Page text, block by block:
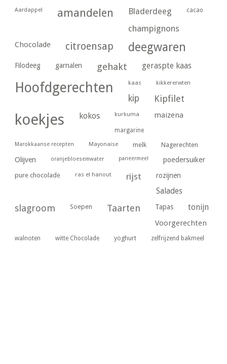
Aardappel amandelen Bladerdeeg cacao
champignons
Chocolade citroensap deegwaren
Filodeeg garnalen gehakt geraspte kaas
Hoofdgerechten kaas kikkererwten
kip Kipfilet
koekjes kokos kurkuma maizena
margarine
Marokkaanse recepten Mayonaise melk Nagerechten
Olijven oranjebloesemwater paneermeel poedersuiker
pure chocolade ras el hanout rijst rozijnen
Salades
slagroom Soepen Taarten Tapas tonijn
Voorgerechten
walnoten witte Chocolade yoghurt zelfrijzend bakmeel